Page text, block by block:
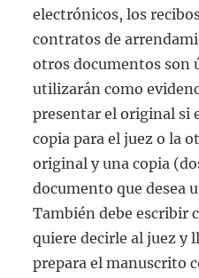
electrónicos, los
contratos de
otros documentos son
utilizarán como
presentar el original si
copia para el juez o la
original y una copia
documento que desea
También debe escribir
quiere decirle al juez y
prepara el manuscrito